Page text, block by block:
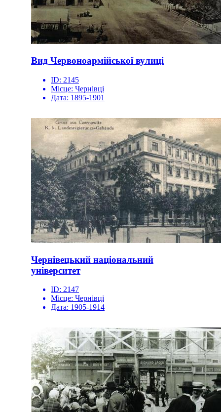
Вид Червоноармійської вулиці
ID: 2145
Місце: Чернівці
Дата: 1895-1901
Чернівецький національний
університет
ID: 2147
Місце: Чернівці
Дата: 1905-1914